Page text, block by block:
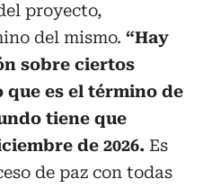
proyecto,
del mismo. “Hay
sobre ciertos
que es el término de
tiene que
de 2026. Es
de paz con todas